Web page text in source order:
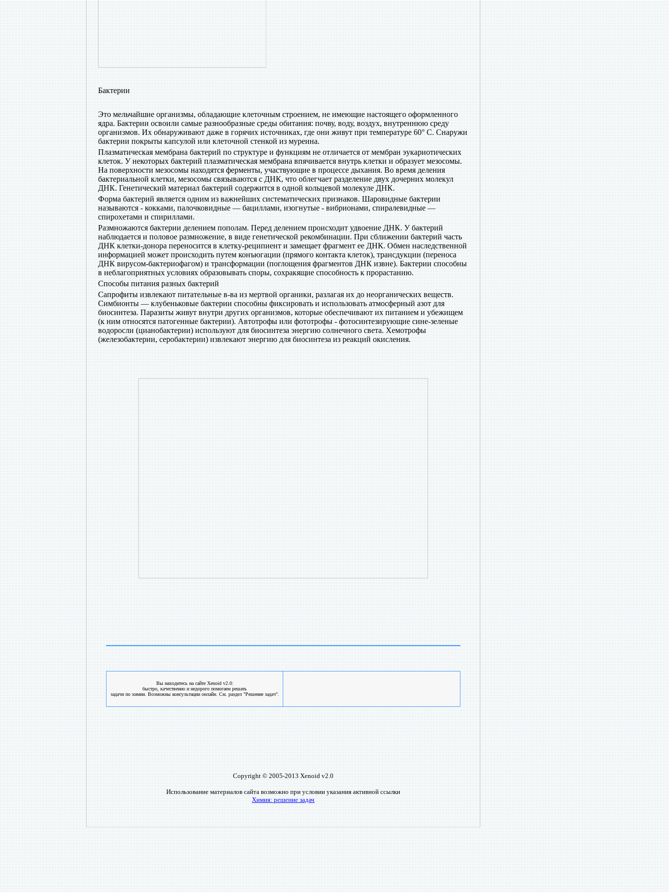
Бактерии
Это мельчайшие организмы, обладающие клеточным строением, не имеющие настоящего оформленного
ядра. Бактерии освоили самые разнообразные среды обитания: почву, воду, воздух, внутреннюю среду
организмов. Их обнаруживают даже в горячих источниках, где они живут при температуре 60° С. Снаружи
бактерии покрыты капсулой или клеточной стенкой из муреина.
Плазматическая мембрана бактерий по структуре и функциям не отличается от мембран эукариотических
клеток. У некоторых бактерий плазматическая мембрана впячивается внутрь клетки и образует мезосомы.
На поверхности мезосомы находятся ферменты, участвующие в процессе дыхания. Во время деления
бактериальной клетки, мезосомы связываются с ДНК, что облегчает разделение двух дочерних молекул
ДНК. Генетический материал бактерий содержится в одной кольцевой молекуле ДНК.
Форма бактерий является одним из важнейших систематических признаков. Шаровидные бактерии
называются - кокками, палочковидные — бациллами, изогнутые - вибрионами, спиралевидные —
спирохетами и спириллами.
Размножаются бактерии делением пополам. Перед делением происходит удвоение ДНК. У бактерий
наблюдается и половое размножение, в виде генетической рекомбинации. При сближении бактерий часть
ДНК клетки-донора переносится в клетку-реципиент и замещает фрагмент ее ДНК. Обмен наследственной
информацией может происходить путем конъюгации (прямого контакта клеток), трансдукции (переноса
ДНК вирусом-бактериофагом) и трансформации (поглощения фрагментов ДНК извне). Бактерии способны
в неблагоприятных условиях образовывать споры, сохракящие способность к прорастанию.
Способы питания разных бактерий
Сапрофиты извлекают питательные в-ва из мертвой органики, разлагая их до неорганических веществ.
Симбионты — клубеньковые бактерии способны фиксировать и использовать атмосферный азот для
биосинтеза. Паразиты живут внутри других организмов, которые обеспечивают их питанием и убежищем
(к ним относятся патогенные бактерии). Автотрофы или фототрофы - фотосинтезирующие сине-зеленые
водоросли (цианобактерии) используют для биосинтеза энергию солнечного света. Хемотрофы
(железобактерии, серобактерии) извлекают энергию для биосинтеза из реакций окисления.
Вы находитесь на сайте Xenoid v2.0:
быстро, качественно и недорого помогаем решать
задачи по химии. Возможны консультации онлайн. См. раздел "Решение задач".
Copyright © 2005-2013 Xenoid v2.0
Использование материалов сайта возможно при условии указания активной ссылки
Химия: решение задач